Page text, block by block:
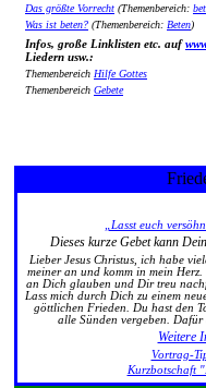
Das größte Vorrecht (Themenbereich:
Was ist beten? (Themenbereich: Beten)
Infos, große Linklisten etc. auf
Liedern usw.:
Themenbereich Hilfe Gottes
Themenbereich Gebete
„Lasst euch
Dieses kurze Gebet kann
Lieber Jesus Christus, ich habe
meiner an und komm in mein
an Dich glauben und Dir treu
Lass mich durch Dich zu einem
göttlichen Frieden. Du hast den
alle Sünden vergeben.
Weitere
Vortrag-
Kurzbotschaft